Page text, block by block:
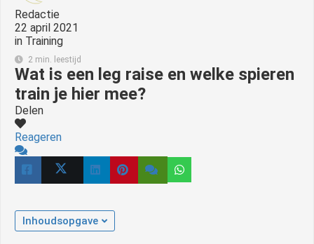
Redactie
22 april 2021
in Training
2 min. leestijd
Wat is een leg raise en welke spieren
train je hier mee?
Delen
Reageren
Inhoudsopgave